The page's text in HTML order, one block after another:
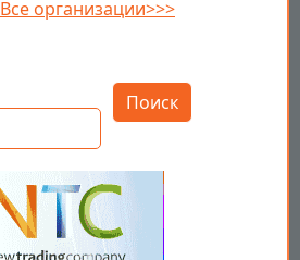
Все организации>>>